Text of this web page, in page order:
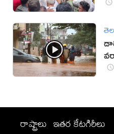
రాష్ట్రాలు ఇతర కేటగిరీలు